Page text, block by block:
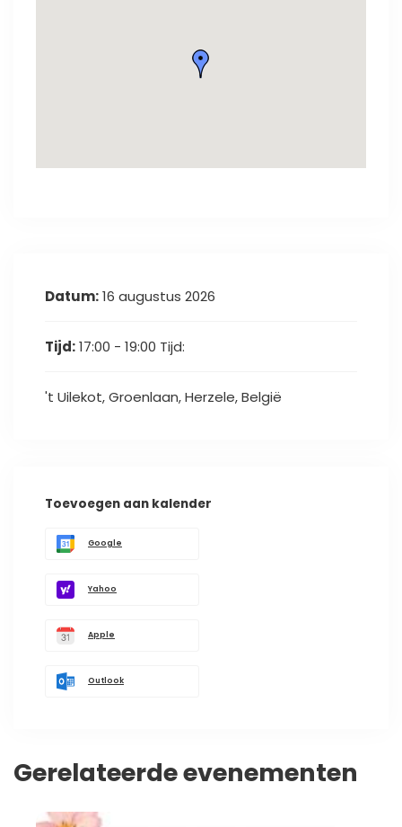
Datum:16 augustus 2026
Tijd:17:00 - 19:00 Tijd:
't Uilekot, Groenlaan, Herzele, België
Toevoegen aan kalender
Google
Yahoo
Apple
Outlook
Gerelateerde evenementen